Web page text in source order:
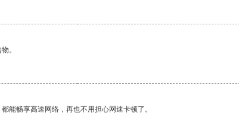
。
能畅享高速网络，再也不用担心网速卡顿了。